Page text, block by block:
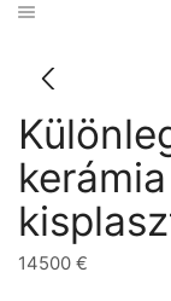
14500 €